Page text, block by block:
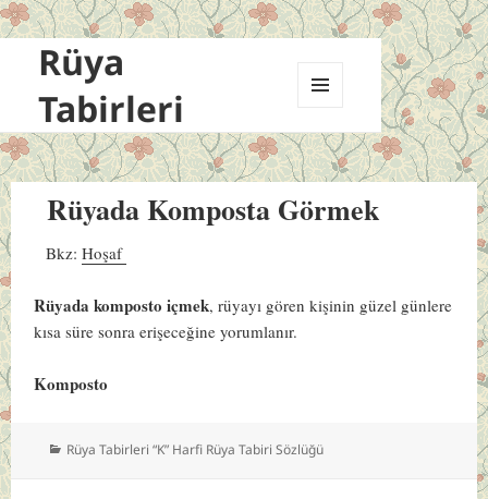
Rüya
Tabirleri
VE
BILEŞENLER
Rüyada Komposta Görmek
Bkz:Hoşaf
Rüyada komposto içmek, rüyayı gören kişinin güzel günlere
kısa süre sonra erişeceğine yorumlanır.
Komposto
Kategoriler
Rüya Tabirleri “K” Harfi Rüya Tabiri Sözlüğü